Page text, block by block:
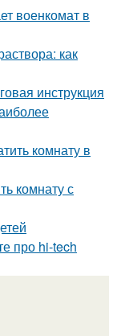
военкомат в
как
инструкция
комнату в
комнату с
про hi-tech